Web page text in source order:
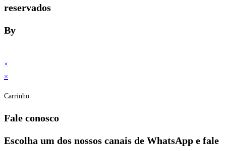
reservados
By
×
×
Carrinho
Fale conosco
Escolha um dos nossos canais de WhatsApp e fale